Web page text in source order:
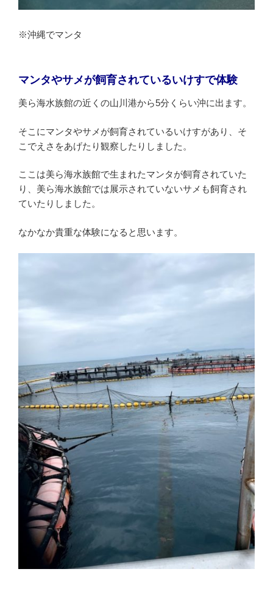
※沖縄でマンタ
マンタやサメが飼育されているいけすで体験
美ら海水族館の近くの山川港から5分くらい沖に出ます。
そこにマンタやサメが飼育されているいけすがあり、そ
こでえさをあげたり観察したりしました。
ここは美ら海水族館で生まれたマンタが飼育されていた
り、美ら海水族館では展示されていないサメも飼育され
ていたりしました。
なかなか貴重な体験になると思います。